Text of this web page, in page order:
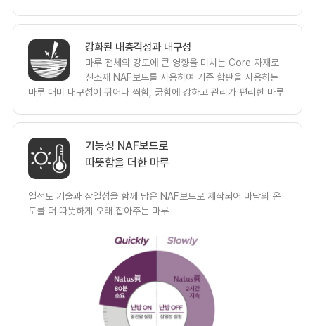
강화된 내충격성과 내구성
마루 전체의 강도에 큰 영향을 미치는 Core 자재로
신소재 NAF보드를 사용하여 기존 합판을 사용하는
마루 대비 내구성이 뛰어나 찍힘, 긁힘에 강하고 관리가 편리한 마루
기능성 NAF보드로
따뜻함을 더한 마루
열전도 기술과 잠열성을 함께 담은 NAF보드로 제작되어 바닥의 온
도를 더 따뜻하게 오래 잡아주는 마루